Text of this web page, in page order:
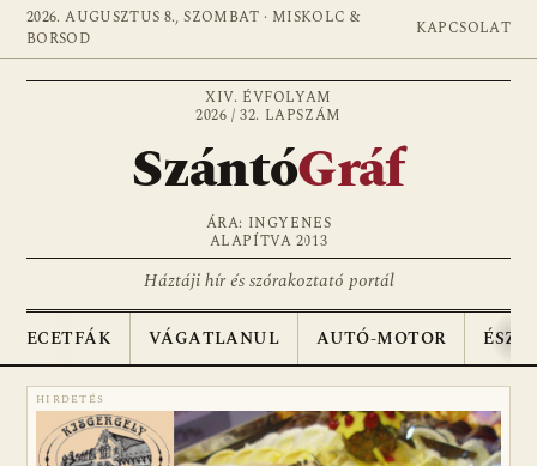
2026. AUGUSZTUS 8., SZOMBAT · MISKOLC &
BORSOD
KAPCSOLAT
XIV. ÉVFOLYAM
2026 / 32. LAPSZÁM
SzántóGráf
ÁRA: INGYENES
ALAPÍTVA 2013
Háztáji hír és szórakoztató portál
ECETFÁK VÁGATLANUL AUTÓ-MOTOR
HIRDETÉS